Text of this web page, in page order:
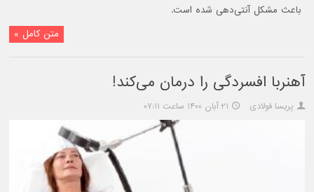
باعث مشکل آنتی‌دهی شده است.
متن کامل »
آهنربا افسردگی را درمان می‌کند!
پریسا فولادی ۲۱ آبان ۱۴۰۰ ساعت ۰۷:۱۱